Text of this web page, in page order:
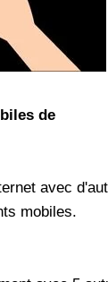
de
avec
mobiles.
de 30 Dh ou plus.
n'importe quelle
variant selon le
de validité